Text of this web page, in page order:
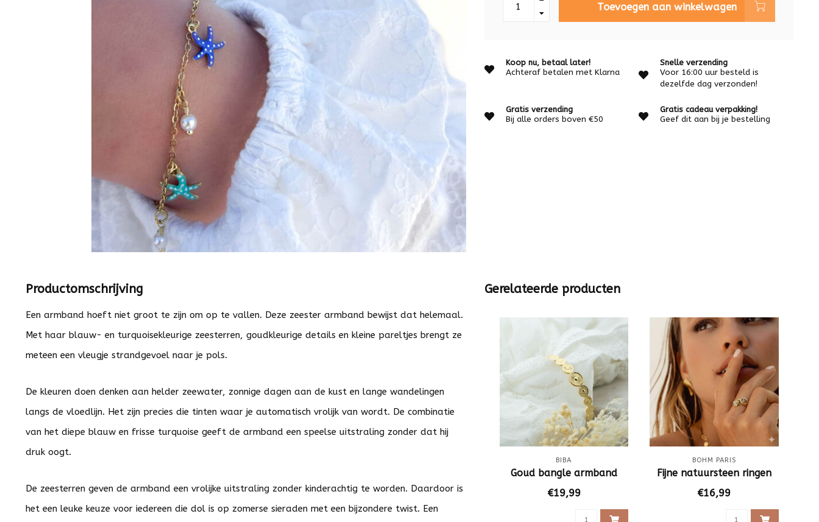
Toevoegen aan winkelwagen
Koop nu, betaal later!
Achteraf betalen met Klarna
Snelle verzending
Voor 16:00 uur besteld is
dezelfde dag verzonden!
Gratis verzending
Bij alle orders boven €50
Gratis cadeau verpakking!
Geef dit aan bij je bestelling
Productomschrijving
Een armband hoeft niet groot te zijn om op te vallen. Deze zeester armband bewijst dat helemaal.
Met haar blauw- en turquoisekleurige zeesterren, goudkleurige details en kleine pareltjes brengt ze
meteen een vleugje strandgevoel naar je pols.
De kleuren doen denken aan helder zeewater, zonnige dagen aan de kust en lange wandelingen
langs de vloedlijn. Het zijn precies die tinten waar je automatisch vrolijk van wordt. De combinatie
van het diepe blauw en frisse turquoise geeft de armband een speelse uitstraling zonder dat hij
druk oogt.
De zeesterren geven de armband een vrolijke uitstraling zonder kinderachtig te worden. Daardoor is
het een leuke keuze voor iedereen die dol is op zomerse sieraden met een bijzondere twist. Een
Gerelateerde producten
BIBA
Goud bangle armband
€19,99
BOHM PARIS
Fijne natuursteen ringen
€16,99